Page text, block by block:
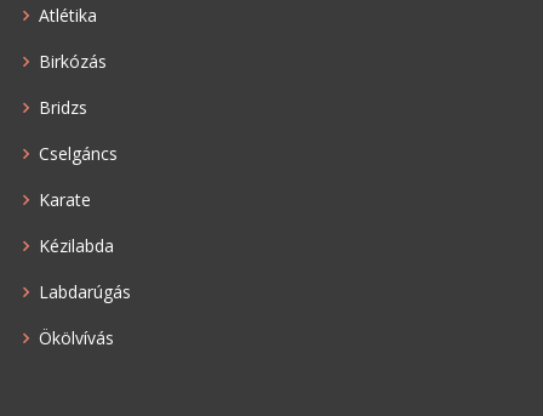
Atlétika
Birkózás
Bridzs
Cselgáncs
Karate
Kézilabda
Labdarúgás
Ökölvívás